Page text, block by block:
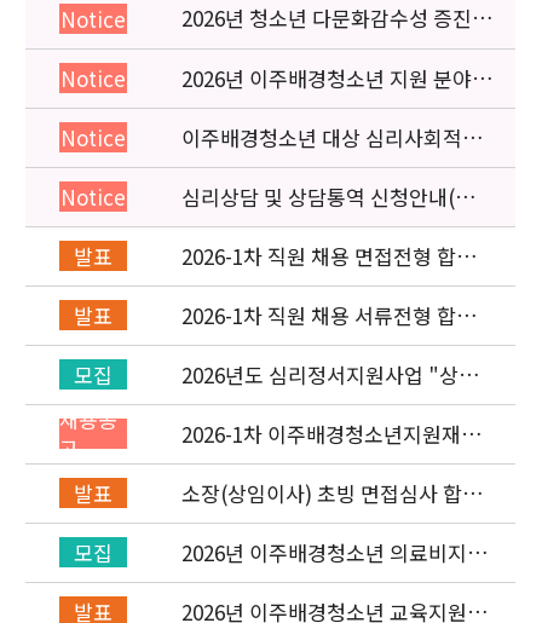
Notice
2026년 청소년 다문화감수성 증진
프로그램 「다가감」신청기관 안내
Notice
2026년 이주배경청소년 지원 분야
종사자 역량강화 교육 일정 안내
Notice
이주배경청소년 대상 심리사회적응
검사 연수동영상 개편 안내
Notice
심리상담 및 상담통역 신청안내(의뢰
서첨부)
발표
2026-1차 직원 채용 면접전형 합격
자 발표 및 적격심사 안내
발표
2026-1차 직원 채용 서류전형 합격
자 발표 및 면접전형 안내
모집
2026년도 심리정서지원사업 "상담
통역지원사(중국어, 베트남어, 러시
아어어, 몽골어)" 선발 공고
채용공
고
2026-1차 이주배경청소년지원재단
직원(기획운영실/사업운영부) 채용
공고 (~3/22)
발표
소장(상임이사) 초빙 면접심사 합격
자 발표
모집
2026년 이주배경청소년 의료비지원
사업 안내(사업 마감)
발표
2026년 이주배경청소년 교육지원사